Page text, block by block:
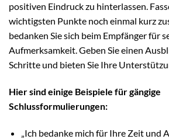
positiven Eindruck zu hinterlassen.
wichtigsten Punkte noch einmal kurz
bedanken Sie sich beim Empfänger für
Aufmerksamkeit. Geben Sie einen
Schritte und bieten Sie Ihre
Hier sind einige Beispiele für gängige
Schlussformulierungen:
„Ich bedanke mich für Ihre Zeit und